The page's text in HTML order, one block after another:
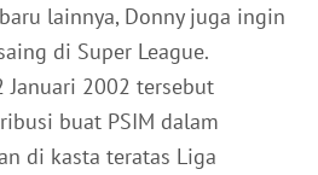
lainnya, Donny juga ingin
di Super League.
Januari 2002 tersebut
buat PSIM dalam
di kasta teratas Liga